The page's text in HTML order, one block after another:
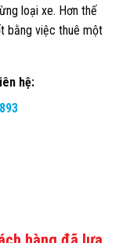
loại xe. Hơn thế
bằng việc thuê một
hệ: